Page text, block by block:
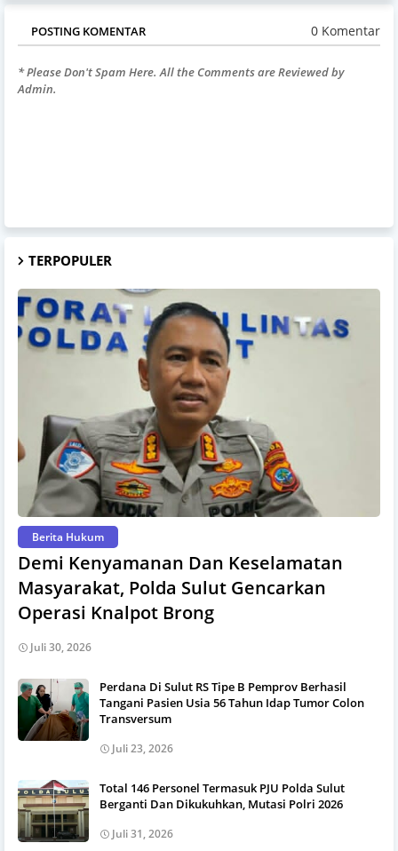
POSTING KOMENTAR 0 Komentar
* Please Don't Spam Here. All the Comments are Reviewed by
Admin.
TERPOPULER
Berita Hukum
Demi Kenyamanan Dan Keselamatan
Masyarakat, Polda Sulut Gencarkan
Operasi Knalpot Brong
Juli 30, 2026
Perdana Di Sulut RS Tipe B Pemprov Berhasil
Tangani Pasien Usia 56 Tahun Idap Tumor Colon
Transversum
Juli 23, 2026
Total 146 Personel Termasuk PJU Polda Sulut
Berganti Dan Dikukuhkan, Mutasi Polri 2026
Juli 31, 2026